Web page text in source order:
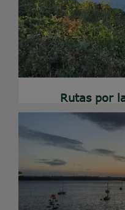
Rutas por